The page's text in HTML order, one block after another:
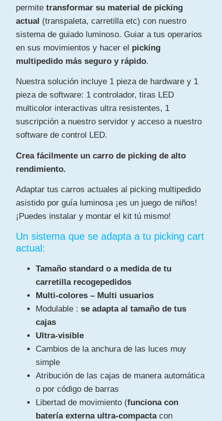
permitetransformar su material de picking
actual (transpaleta, carretilla etc) con nuestro
sistema de guiado luminoso. Guiar a tus operarios
en sus movimientos y hacer el picking
multipedido más seguro y rápido.
Nuestra solución incluye 1 pieza de hardware y 1
pieza de software: 1 controlador, tiras LED
multicolor interactivas ultra resistentes, 1
suscripción a nuestro servidor y acceso a nuestro
software de control LED.
Crea fácilmente un carro de picking de alto
rendimiento.
Adaptar tus carros actuales al picking multipedido
asistido por guía luminosa ¡es un juego de niños!
¡Puedes instalar y montar el kit tú mismo!
Un sistema que se adapta a tu picking cart
actual:
Tamaño standard o a medida de tu
carretilla recogepedidos
Multi-colores – Multi usuarios
Modulable :se adapta al tamaño de tus
cajas
Ultra-visible
Cambios de la anchura de las luces muy
simple
Atribución de las cajas de manera automática
o por código de barras
Libertad de movimiento (funciona con
batería externa ultra-compactacon